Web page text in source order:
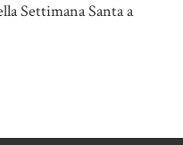
Settimana Santa a